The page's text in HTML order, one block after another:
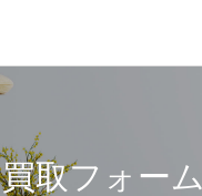
買取フォーム